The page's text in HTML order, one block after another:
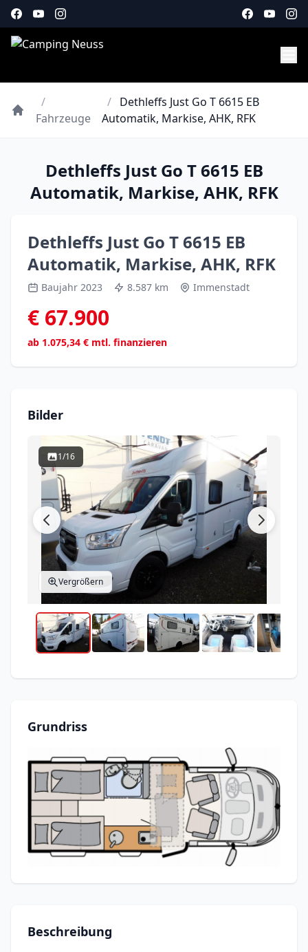
/
Fahrzeuge
/ Dethleffs Just Go T 6615 EB
Automatik, Markise, AHK, RFK
Dethleffs Just Go T 6615 EB
Automatik, Markise, AHK, RFK
Dethleffs Just Go T 6615 EB
Automatik, Markise, AHK, RFK
Baujahr 2023 8.587 km Immenstadt
€ 67.900
ab 1.075,34 € mtl. finanzieren
Bilder
1/16
Vergrößern
Grundriss
Beschreibung